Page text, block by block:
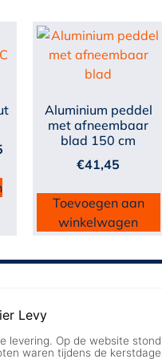
Aluminium peddel
met afneembaar
blad 150 cm
€41,45
Toevoegen aan
winkelwagen